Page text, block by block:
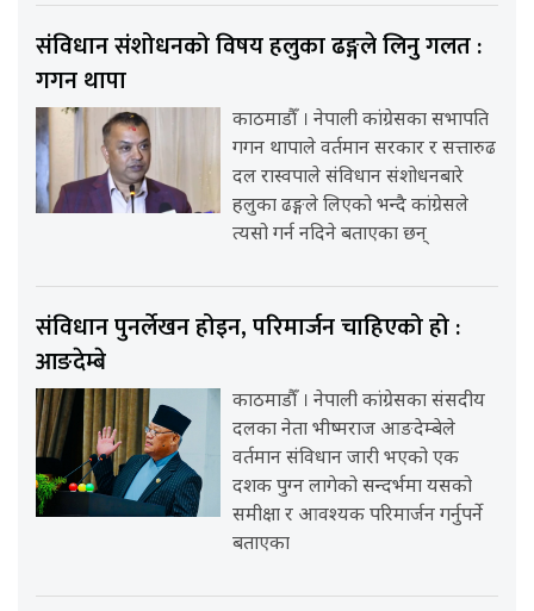
संविधान संशोधनको विषय हलुका ढङ्गले लिनु गलत :
गगन थापा
काठमाडौँ । नेपाली कांग्रेसका सभापति
गगन थापाले वर्तमान सरकार र सत्तारुढ
दल रास्वपाले संविधान संशोधनबारे
हलुका ढङ्गले लिएको भन्दै कांग्रेसले
त्यसो गर्न नदिने बताएका छन्
संविधान पुनर्लेखन होइन, परिमार्जन चाहिएको हो :
आङदेम्बे
काठमाडौँ । नेपाली कांग्रेसका संसदीय
दलका नेता भीष्मराज आङदेम्बेले
वर्तमान संविधान जारी भएको एक
दशक पुग्न लागेको सन्दर्भमा यसको
समीक्षा र आवश्यक परिमार्जन गर्नुपर्ने
बताएका